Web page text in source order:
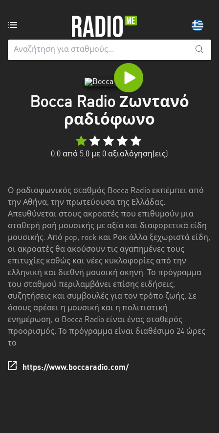
σταθμοί
από:
νομούς
Μακεδονία
Αττική
Δυτική
Ελλάδα
Δυτική
Μακεδονία
Ήπειρος
Θεσσαλία
Ιόνια
νησιά
Μακεδονία
Bocca Radio Ζωντανό
ραδιόφωνο
0.0 από 5.0 με 0 αξιολόγηση(εις)
Ο ραδιοφωνικός σταθμός Bocca Radio εκπέμπει από
την Αθήνα, την πρωτεύουσα της Ελλάδας.
Απευθύνεται στους ακροατές που επιθυμούν μια
σταθερή ροή μουσικής με αξία και διαφορετικά είδη
μουσικής. Από pop, rock και Ροκ άλλα ξεχωριστά είδη,
οι ακροατές θα ακούσουν τις αγαπημένες τους
επιτυχίες καθώς και νέες κυκλοφορίες από την
ελληνική και διεθνή μουσική σκηνή. Το πρόγραμμα
του σταθμού περιλαμβάνει επίσης ειδήσεις,
συζητήσεις και συμβουλές για τον τρόπο ζωής. Σε
όσους αρέσει η μουσική και η πολιτιστική
ενημέρωση, ο Bocca Radio είναι ένας σταθερός
προορισμός. Το πρόγραμμα είναι διαθέσιμο 24 ώρες
το
https://www.boccaradio.com/